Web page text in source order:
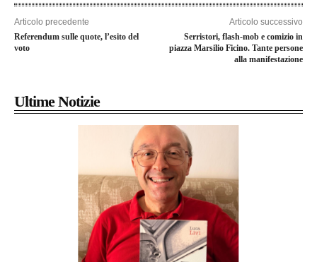
Articolo precedente
Referendum sulle quote, l’esito del
voto
Articolo successivo
Serristori, flash-mob e comizio in
piazza Marsilio Ficino. Tante persone
alla manifestazione
Ultime Notizie